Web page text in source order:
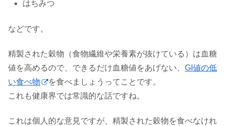
はちみつ
などです。
精製された穀物（食物繊維や栄養素が抜けている）は血糖
値を高めるので、できるだけ血糖値をあげない、 GI値の低
い食べ物
を食べましょうってことです。
これも健康界では常識的な話ですね。
これは個人的な意見ですが、精製された穀物を食べなけれ